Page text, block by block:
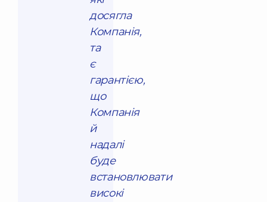
досягла
Компанія,
та
є
гарантією,
що
Компанія
й
надалі
буде
встановлювати
високі